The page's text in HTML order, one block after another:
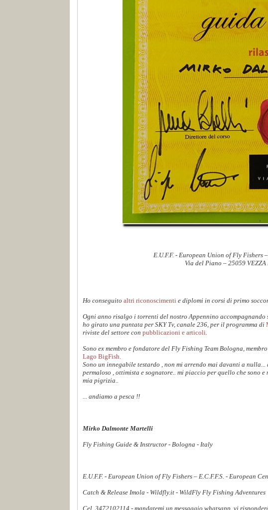
E.U.F.F. - European Union of Fly Fishers
Via del Piano – 25059 VEZZA
Ho conseguito altri riconoscimenti e diplomi in corsi di primo
Ogni anno risalgo i torrenti del nostro Appennino
ho girato una puntata per SKY Tv, canale 236, per il programma di
riviste del settore con pubblicazioni e articoli
Sono ex membro e fondatore del Fly Fishing Team Bologna,
Lago BigFish.
Sono un innegabile testardo , non mi arrendo mai davanti a
permaloso , ottimista e sognatore.. mi piaccio per quello che sono
mia pigrizia..
... andiamo a pesca !!
Mirko Dalmonte Martelli
Fly Fishing Guide & Instructor - Bologna - Italy
E.U.F.F. - European Union of Fly Fishers – E.C.F.F.S. - European
Catch & Release Imola - Wildfly.it - WildFly Fly Fishing Adventures
Cel. 3472102114 - mandatemi un messaggio whatsapp, vi